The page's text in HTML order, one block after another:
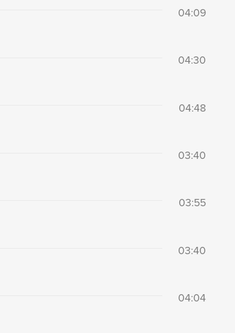
04:09
04:30
04:48
03:40
03:55
03:40
04:04